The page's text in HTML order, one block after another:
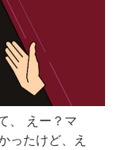
、 えー？マ
ったけど、え